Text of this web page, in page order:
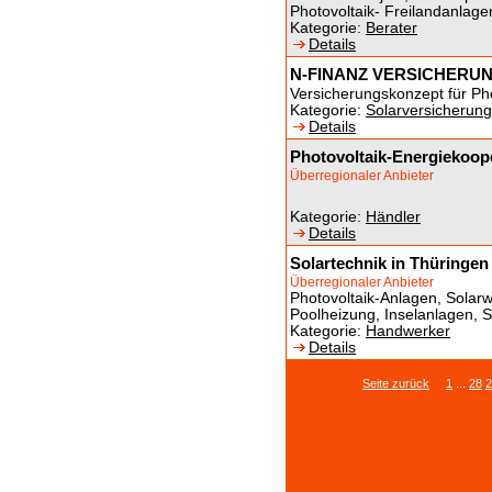
Photovoltaik-
Kategorie: Berater
Details
N-FINANZ
Versicherungskonzept für
Kategorie:
Details
Photovoltaik-
Überregionaler Anbieter
Kategorie: Händler
Details
Solartechnik in
Überregionaler Anbieter
Photovoltaik-Anlagen,
Poolheizung, Inselanlagen,
Kategorie: Handwerker
Details
Seite zurück 1 28